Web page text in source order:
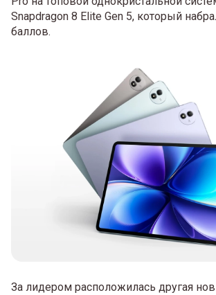
Snapdragon 8 Elite Gen 5, который
баллов.
За лидером расположилась другая